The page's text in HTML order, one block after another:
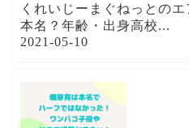
くれいじーまぐねっとの
本名？年齢・出身高校...
2021-05-10